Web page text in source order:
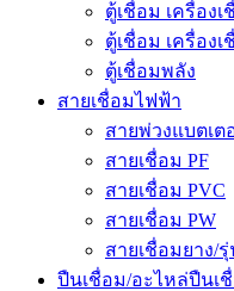
ตู้เชื่อม เครื่อง
ตู้เชื่อม เครื่องเ
ตู้เชื่อมพลัง
สายเชื่อมไฟฟ้า
สายพ่วงแบตเต
สายเชื่อม PF
สายเชื่อม PVC
สายเชื่อม PW
สายเชื่อมยาง/
ปืนเชื่อม/อะไหล่ปืนเ